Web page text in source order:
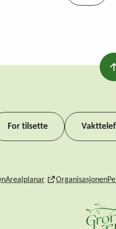
For tilsette
Arealplanar Organisasjonen